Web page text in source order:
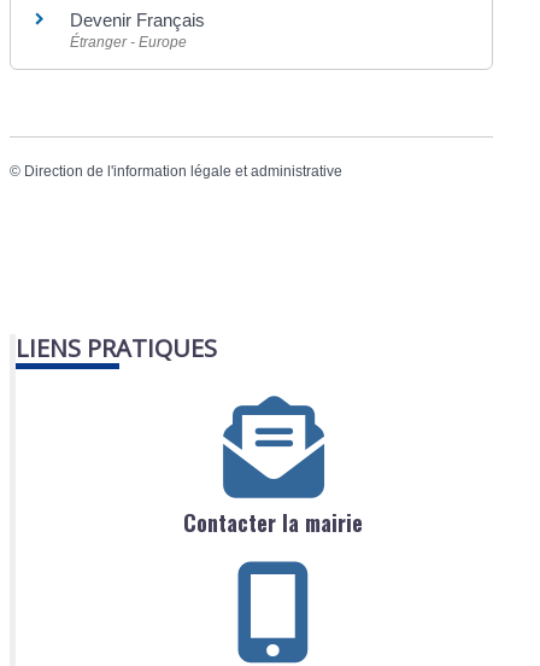
Devenir Français
Étranger - Europe
© Direction de l'information légale et administrative
LIENS PRATIQUES
Contacter la mairie